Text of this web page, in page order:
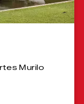
Murilo